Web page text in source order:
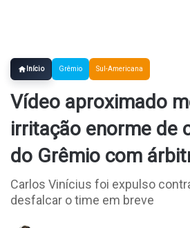
Início Grêmio Sul-Americana
Vídeo aproximado
irritação enorme de
do Grêmio com
Carlos Vinícius foi expulso
desfalcar o time em breve